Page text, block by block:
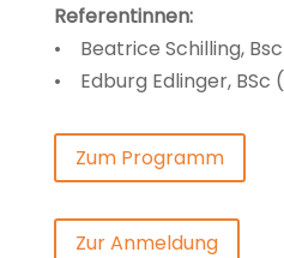
Referentinnen:
• Beatrice Schilling,
• Edburg Edlinger, BSc
Zum Programm
Zur Anmeldung